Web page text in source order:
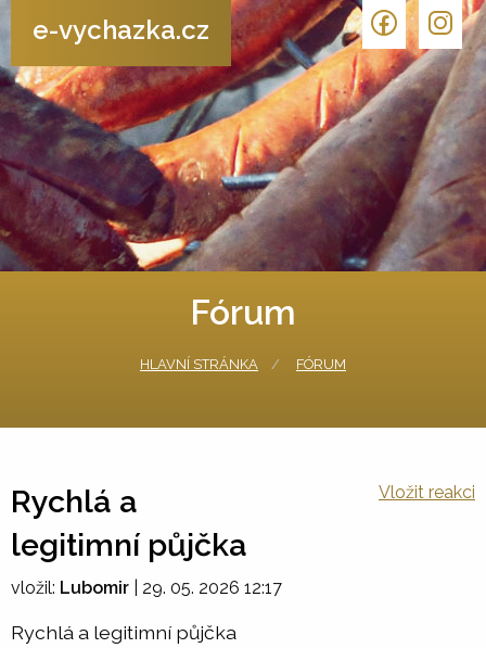
e-vychazka.cz
Fórum
HLAVNÍ STRÁNKA FÓRUM
Rychlá a
legitimní půjčka
Vložit reakci
vložil: Lubomir 29. 05. 2026 12:17
Rychlá a legitimní půjčka